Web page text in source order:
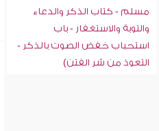
مسلم - كتاب الذكر والدعاء
والتوبة والاستغفار - باب
استحباب خفض الصوت بالذكر -
التعوذ من شر الفتن)